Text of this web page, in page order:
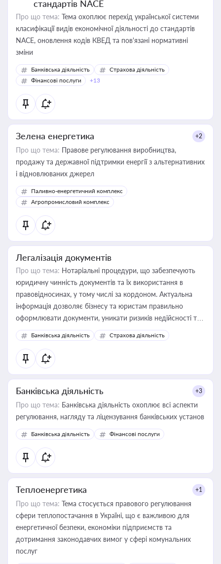
стандартів NACE
Про що тема: Тема охоплює перехід української системи
класифікації видів економічної діяльності до стандартів
NACE, оновлення кодів КВЕД та пов'язані нормативні
зміни
Банківська діяльність
Страхова діяльність
Фінансові послуги
+13
Зелена енергетика +2
Про що тема: Правове регулювання виробництва,
продажу та державної підтримки енергії з альтернативних
і відновлюваних джерел
Паливно-енергетичний комплекс
Агропромисловий комплекс
Легалізація документів
Про що тема: Нотаріальні процедури, що забезпечують
юридичну чинність документів та їх використання в
правовідносинах, у тому числі за кордоном. Актуальна
інформація дозволяє бізнесу та юристам правильно
оформлювати документи, уникати ризиків недійсності та
забезпечувати їх належне прийняття органами влади та
контрагентами
Банківська діяльність Страхова діяльність
Банківська діяльність +3
Про що тема: Банківська діяльність охоплює всі аспекти
регулювання, нагляду та ліцензування банківських установ
Банківська діяльність Фінансові послуги
Теплоенергетика +1
Про що тема: Тема стосується правового регулювання
сфери теплопостачання в Україні, що є важливою для
енергетичної безпеки, економіки підприємств та
дотримання законодавчих вимог у сфері комунальних
послуг